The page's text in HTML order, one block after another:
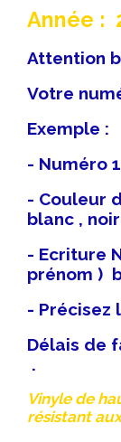
Année :
Attention
Votre
Exemple :
- Numéro
- Couleur
blanc ,
- Ecriture
prénom )
- Précisez
Délais de
.
Vinyle de
résistant